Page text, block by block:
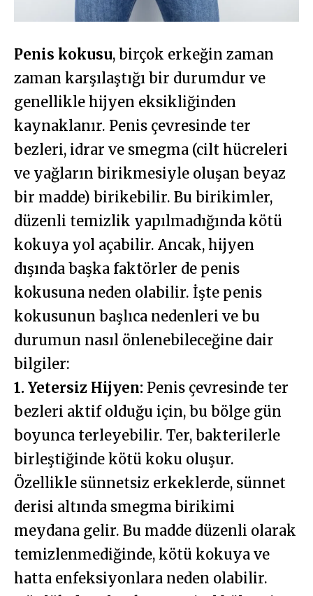
Penis kokusu, birçok erkeğin zaman
zaman karşılaştığı bir durumdur ve
genellikle hijyen eksikliğinden
kaynaklanır. Penis çevresinde ter
bezleri, idrar ve smegma (cilt hücreleri
ve yağların birikmesiyle oluşan beyaz
bir madde) birikebilir. Bu birikimler,
düzenli temizlik yapılmadığında kötü
kokuya yol açabilir. Ancak, hijyen
dışında başka faktörler de penis
kokusuna neden olabilir. İşte penis
kokusunun başlıca nedenleri ve bu
durumun nasıl önlenebileceğine dair
bilgiler:
1. Yetersiz Hijyen: Penis çevresinde ter
bezleri aktif olduğu için, bu bölge gün
boyunca terleyebilir. Ter, bakterilerle
birleştiğinde kötü koku oluşur.
Özellikle sünnetsiz erkeklerde, sünnet
derisi altında smegma birikimi
meydana gelir. Bu madde düzenli olarak
temizlenmediğinde, kötü kokuya ve
hatta enfeksiyonlara neden olabilir.